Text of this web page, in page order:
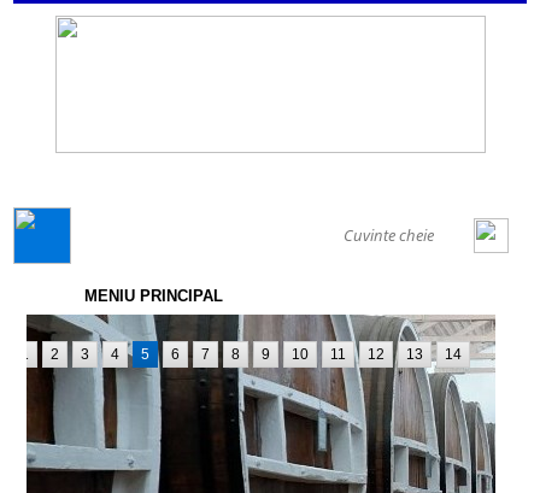
MENIU PRINCIPAL
1 2 3 4 5 6 7 8 9 10 11 12 13 14